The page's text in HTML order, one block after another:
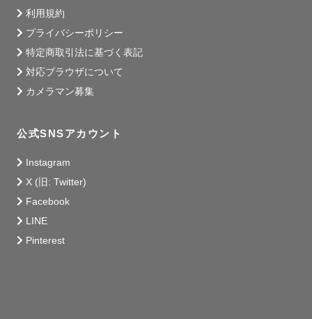
利用規約
プライバシーポリシー
特定商取引法に基づく表記
対応ブラウザについて
カメラマン募集
公式SNSアカウント
Instagram
X (旧: Twitter)
Facebook
LINE
Pinterest